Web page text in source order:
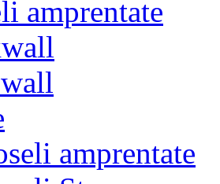
amprentate
amprentate